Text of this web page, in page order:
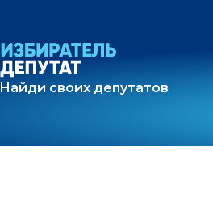
Найди своих депутатов